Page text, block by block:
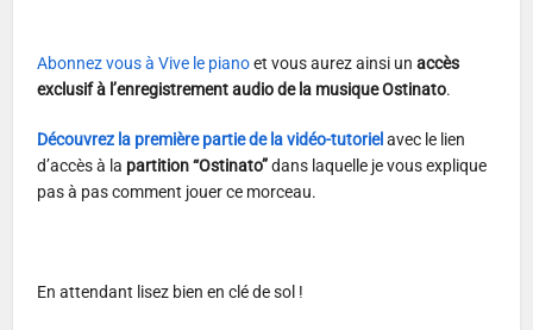
Abonnez vous à Vive le pianoet vous aurez ainsi unaccès
exclusif à l’enregistrement audio de la musique Ostinato.
Découvrez la première partie de la vidéo-tutoriel avec le lien
d’accès à la partition “Ostinato”dans laquelle je vous explique
pas à pas comment jouer ce morceau.
En attendant lisez bien en clé de sol !